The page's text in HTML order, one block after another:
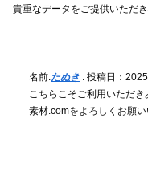
貴重なデータをご提供いただ
名前:たぬき : 投稿日：
こちらこそご利用いただ
素材.comをよろしくお願